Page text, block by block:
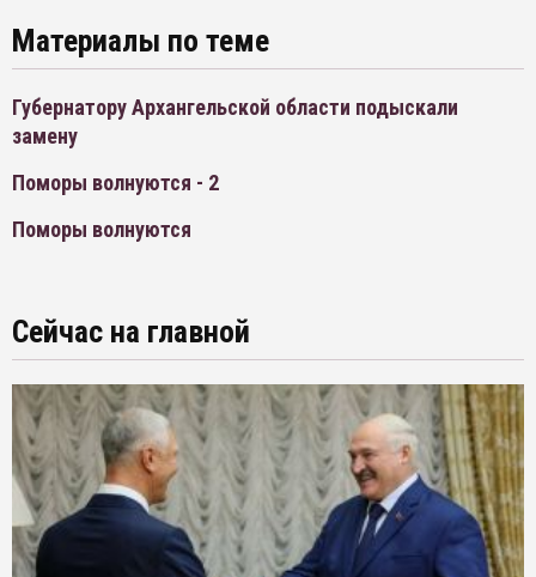
Материалы по теме
Губернатору Архангельской области подыскали
замену
Поморы волнуются - 2
Поморы волнуются
Сейчас на главной